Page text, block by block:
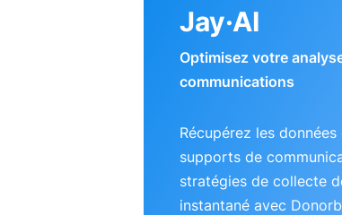
Jay·AI
Optimisez votre
communications
Récupérez les
supports de
stratégies de collecte
instantané avec